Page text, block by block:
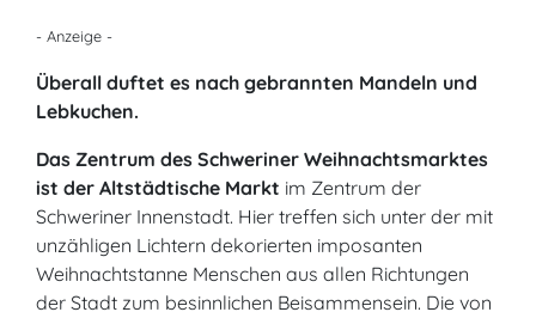
- Anzeige -
Überall duftet es nach gebrannten Mandeln und
Lebkuchen.
Das Zentrum des Schweriner Weihnachtsmarktes
ist der Altstädtische Markt im Zentrum der
Schweriner Innenstadt. Hier treffen sich unter der mit
unzähligen Lichtern dekorierten imposanten
Weihnachtstanne Menschen aus allen Richtungen
der Stadt zum besinnlichen Beisammensein. Die von